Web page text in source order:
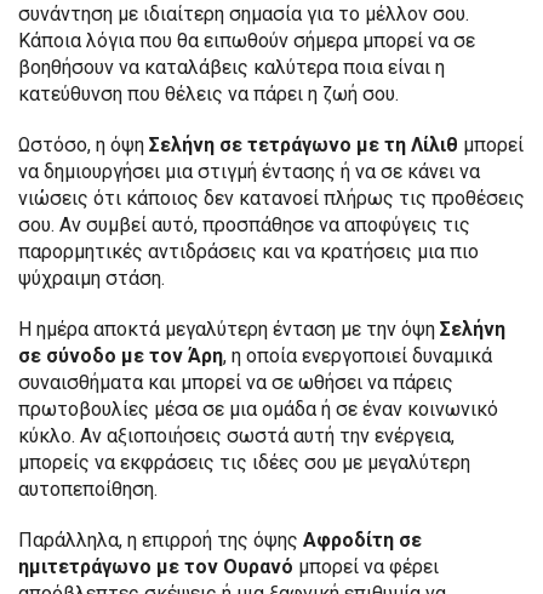
συνάντηση με ιδιαίτερη σημασία για το μέλλον σου.
Κάποια λόγια που θα ειπωθούν σήμερα μπορεί να σε
βοηθήσουν να καταλάβεις καλύτερα ποια είναι η
κατεύθυνση που θέλεις να πάρει η ζωή σου.
Ωστόσο, η όψη Σελήνη σε τετράγωνο με τη Λίλιθ μπορεί
να δημιουργήσει μια στιγμή έντασης ή να σε κάνει να
νιώσεις ότι κάποιος δεν κατανοεί πλήρως τις προθέσεις
σου. Αν συμβεί αυτό, προσπάθησε να αποφύγεις τις
παρορμητικές αντιδράσεις και να κρατήσεις μια πιο
ψύχραιμη στάση.
Η ημέρα αποκτά μεγαλύτερη ένταση με την όψη Σελήνη
σε σύνοδο με τον Άρη, η οποία ενεργοποιεί δυναμικά
συναισθήματα και μπορεί να σε ωθήσει να πάρεις
πρωτοβουλίες μέσα σε μια ομάδα ή σε έναν κοινωνικό
κύκλο. Αν αξιοποιήσεις σωστά αυτή την ενέργεια,
μπορείς να εκφράσεις τις ιδέες σου με μεγαλύτερη
αυτοπεποίθηση.
Παράλληλα, η επιρροή της όψης Αφροδίτη σε
ημιτετράγωνο με τον Ουρανό μπορεί να φέρει